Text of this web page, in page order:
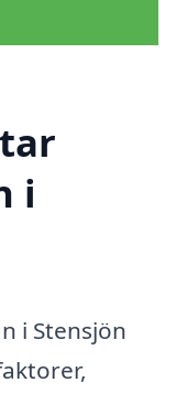
i
i Stensjön